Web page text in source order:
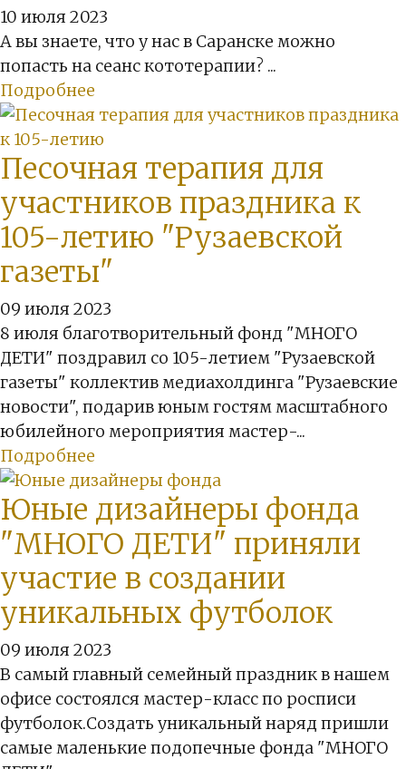
10 июля 2023
А вы знаете, что у нас в Саранске можно
попасть на сеанс кототерапии? ...
Подробнее
Песочная терапия для
участников праздника к
105-летию "Рузаевской
газеты"
09 июля 2023
8 июля благотворительный фонд "МНОГО
ДЕТИ" поздравил со 105-летием "Рузаевской
газеты" коллектив медиахолдинга "Рузаевские
новости", подарив юным гостям масштабного
юбилейного мероприятия мастер-...
Подробнее
Юные дизайнеры фонда
"МНОГО ДЕТИ" приняли
участие в создании
уникальных футболок
09 июля 2023
В самый главный семейный праздник в нашем
офисе состоялся мастер-класс по росписи
футболок.Создать уникальный наряд пришли
самые маленькие подопечные фонда "МНОГО